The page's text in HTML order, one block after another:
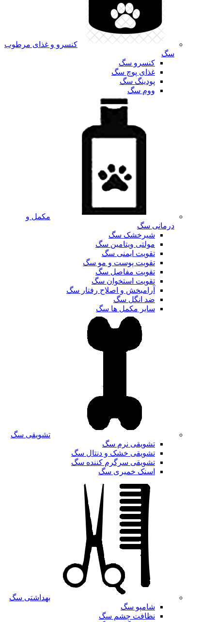
کنسرو و غذای مرطوب
سگ
کنسرو سگ
غذای پوچ سگ
پودینگ سگ
ووم سگ
مکمل و
درمانی سگ
شیرخشک سگ
مولتی ویتامین سگ
تقویت ایمنی سگ
تقویت پوست و مو سگ
تقویت مفاصل سگ
تقویت استخوان سگ
آرامبخش و اصلاح رفتار سگ
ضد انگل سگ
سایر مکمل ها سگ
تشویقی سگ
تشویقی نرم سگ
تشویقی خشک و دنتال سگ
تشویقی سرگرم کننده سگ
اسنک خمیری سگ
بهداشتی سگ
شامپو سگ
نظافت چشم سگ